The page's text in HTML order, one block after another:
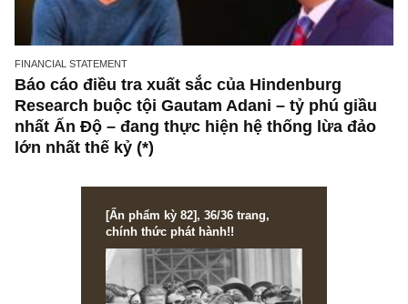
FINANCIAL STATEMENT
Báo cáo điều tra xuất sắc của Hindenburg
Research buộc tội Gautam Adani – tỷ phú
lớn nhất thế kỷ (*)
[Ấn phẩm kỳ 82], 36/36 trang,
chính thức phát hành!!